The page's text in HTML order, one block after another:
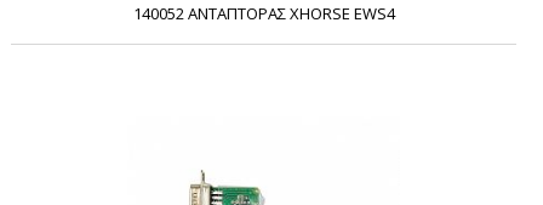
140052 ΑΝΤΑΠΤΟΡΑΣ XHORSE EWS4